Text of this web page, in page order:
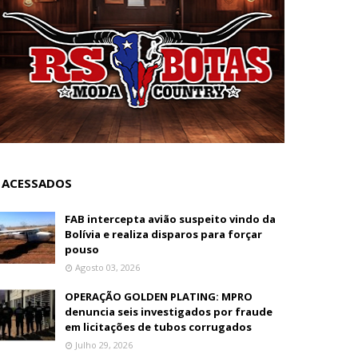
FAB intercepta avião suspeito vindo da
Bolívia e realiza disparos para forçar
pouso
Agosto 03, 2026
OPERAÇÃO GOLDEN PLATING: MPRO
denuncia seis investigados por fraude
em licitações de tubos corrugados
Julho 29, 2026